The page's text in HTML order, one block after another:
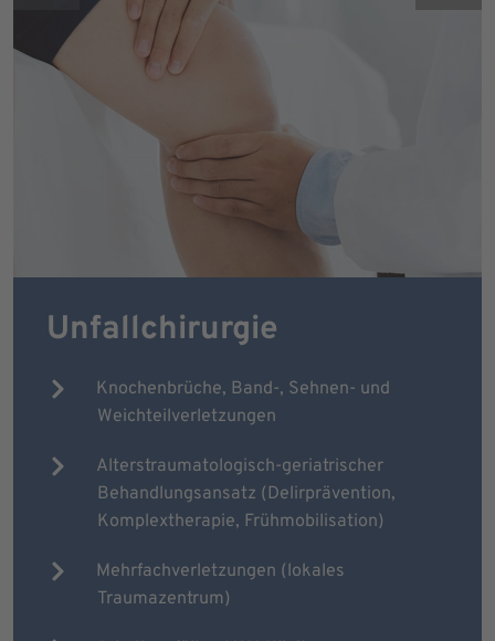
Unfallchirurgie
Knochenbrüche, Band-, Sehnen- und
Weichteilverletzungen
Alterstraumatologisch-geriatrischer
Behandlungsansatz (Delirprävention,
Komplextherapie, Frühmobilisation)
Mehrfachverletzungen (lokales
Traumazentrum)